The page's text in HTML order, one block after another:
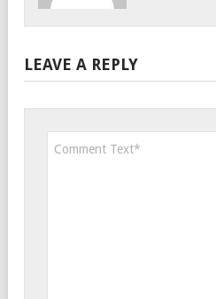
LEAVE A REPLY